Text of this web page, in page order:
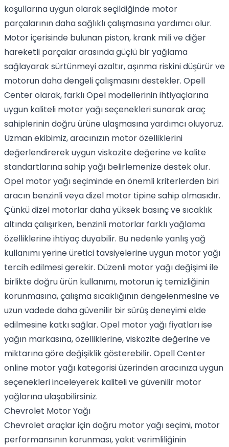
koşullarına uygun olarak seçildiğinde motor
parçalarının daha sağlıklı çalışmasına yardımcı olur.
Motor içerisinde bulunan piston, krank mili ve diğer
hareketli parçalar arasında güçlü bir yağlama
sağlayarak sürtünmeyi azaltır, aşınma riskini düşürür ve
motorun daha dengeli çalışmasını destekler. Opell
Center olarak, farklı Opel modellerinin ihtiyaçlarına
uygun kaliteli motor yağı seçenekleri sunarak araç
sahiplerinin doğru ürüne ulaşmasına yardımcı oluyoruz.
Uzman ekibimiz, aracınızın motor özelliklerini
değerlendirerek uygun viskozite değerine ve kalite
standartlarına sahip yağı belirlemenize destek olur.
Opel motor yağı seçiminde en önemli kriterlerden biri
aracın benzinli veya dizel motor tipine sahip olmasıdır.
Çünkü dizel motorlar daha yüksek basınç ve sıcaklık
altında çalışırken, benzinli motorlar farklı yağlama
özelliklerine ihtiyaç duyabilir. Bu nedenle yanlış yağ
kullanımı yerine üretici tavsiyelerine uygun motor yağı
tercih edilmesi gerekir. Düzenli motor yağı değişimi ile
birlikte doğru ürün kullanımı, motorun iç temizliğinin
korunmasına, çalışma sıcaklığının dengelenmesine ve
uzun vadede daha güvenilir bir sürüş deneyimi elde
edilmesine katkı sağlar. Opel motor yağı fiyatları ise
yağın markasına, özelliklerine, viskozite değerine ve
miktarına göre değişiklik gösterebilir. Opell Center
online motor yağı kategorisi üzerinden aracınıza uygun
seçenekleri inceleyerek kaliteli ve güvenilir motor
yağlarına ulaşabilirsiniz.
Chevrolet Motor Yağı
Chevrolet araçlar için doğru motor yağı seçimi, motor
performansının korunması, yakıt verimliliğinin